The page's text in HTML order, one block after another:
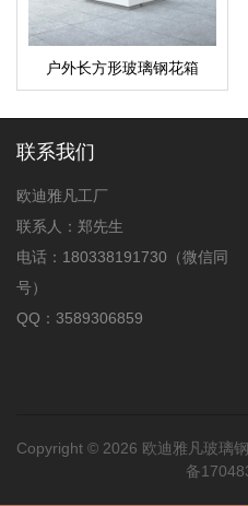
户外长方形玻璃钢花箱
联系我们
欧迪雅凡工厂
联系人：郑先生
电话：180338191730（微信同
号）
QQ：3589306859
Copyright © 2026 欧迪雅凡玻璃
备